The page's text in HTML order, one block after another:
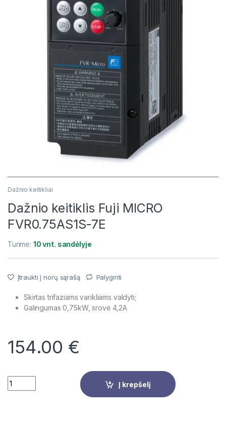
Dažnio keitikliai
Dažnio keitiklis Fuji MICRO
FVR0.75AS1S-7E
Turime: 10 vnt. sandėlyje
Įtraukti į norų sąrašą Palyginti
Skirtas trifaziams varikliams valdyti;
Galingumas 0,75kW, srovė 4,2A
154.00 €
Quantity
Į krepšelį